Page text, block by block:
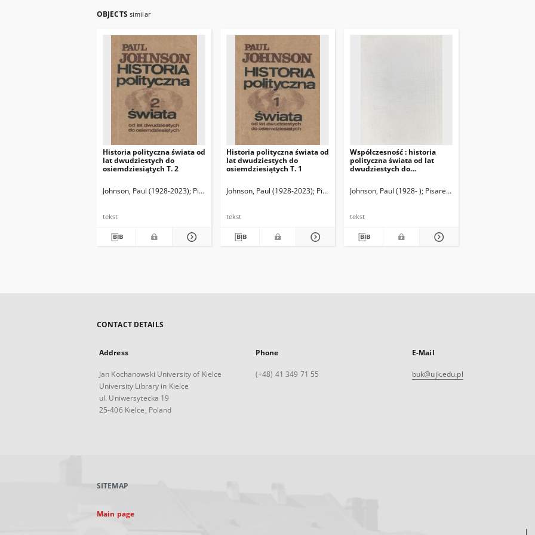
OBJECTS similar
Historia polityczna świata od
lat dwudziestych do
osiemdziesiątych T. 2
Johnson, Paul (1928-2023) Pisarek, Teresa. Tł. Szostkiewicz, Adam (1952- ) Tł. Lapszyc, H. Red.
tekst
Historia polityczna świata od
lat dwudziestych do
osiemdziesiątych T. 1
Johnson, Paul (1928-2023) Pisarek, Teresa. Tł. Szostkiewicz, Adam (1952- ) Tł.
tekst
Współczesność : historia
polityczna świata od lat
dwudziestych do
Johnson, Paul (1928- ) Pisarek, Teresa. Tł.
tekst
CONTACT DETAILS
Address
Jan Kochanowski University of Kielce
University Library in Kielce
ul. Uniwersytecka 19
25-406 Kielce, Poland
Phone
(+48) 41 349 71 55
E-Mail
buk@ujk.edu.pl
SITEMAP
Main page